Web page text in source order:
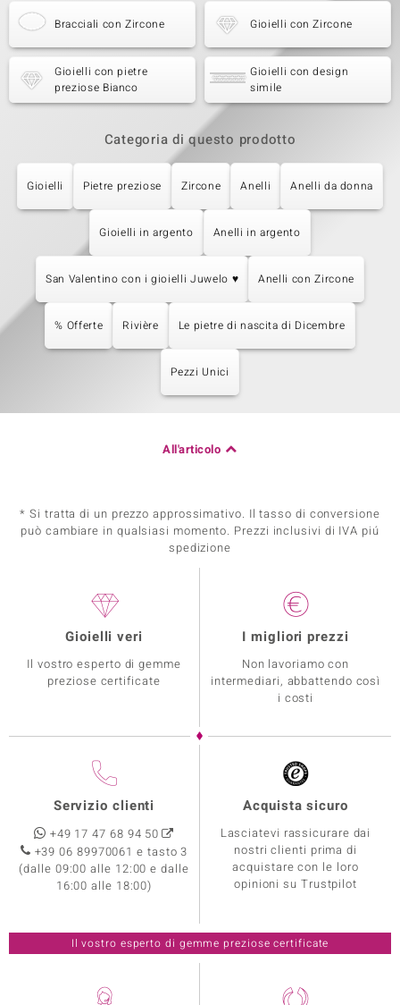
Bracciali con Zircone Gioielli con Zircone
Gioielli con pietre
preziose Bianco
Gioielli con design
simile
Categoria di questo prodotto
Gioielli Pietre preziose Zircone Anelli Anelli da donna
Gioielli in argento Anelli in argento
San Valentino con i gioielli Juwelo ♥ Anelli con Zircone
% Offerte Rivière Le pietre di nascita di Dicembre
Pezzi Unici
All'articolo
* Si tratta di un prezzo approssimativo. Il tasso di conversione
può cambiare in qualsiasi momento. Prezzi inclusivi di IVA piú
spedizione
Gioielli veri
Il vostro esperto di gemme
preziose certificate
I migliori prezzi
Non lavoriamo con
intermediari, abbattendo così
i costi
Servizio clienti
+49 17 47 68 94 50
+39 06 89970061 e tasto 3
(dalle 09:00 alle 12:00 e dalle
16:00 alle 18:00)
Acquista sicuro
Lasciatevi rassicurare dai
nostri clienti prima di
acquistare con le loro
opinioni su Trustpilot
Il vostro esperto di gemme preziose certificate